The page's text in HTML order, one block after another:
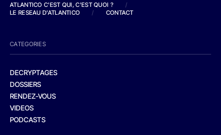
ATLANTICO C'EST QUI, C'EST QUOI ?
/
LE RESEAU D'ATLANTICO
/ CONTACT
CATEGORIES
DECRYPTAGES
DOSSIERS
RENDEZ-VOUS
VIDEOS
PODCASTS